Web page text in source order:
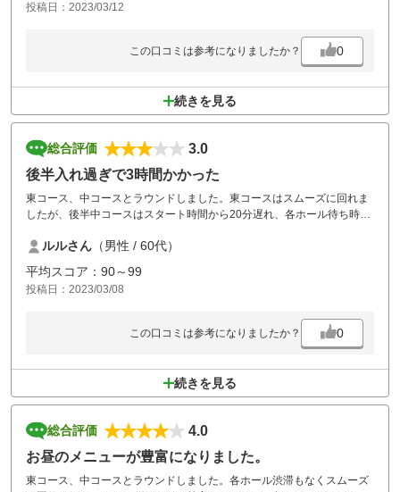
投稿日：2023/03/12
この口コミは参考になりましたか？ 0
続きを見る
総合評価
3.0
後半入れ過ぎで3時間かかった
東コース、中コースとラウンドしました。東コースはスムーズに回れま
したが、後半中コースはスタート時間から20分遅れ、各ホール待ち時間
回も同じならグランドスラムカントリークラブは利用したくないですね
ルルさん （男性 / 60代）
平均スコア：90～99
投稿日：2023/03/08
この口コミは参考になりましたか？ 0
続きを見る
総合評価
4.0
お昼のメニューが豊富になりました。
東コース、中コースとラウンドしました。各ホール渋滞もなくスムーズ